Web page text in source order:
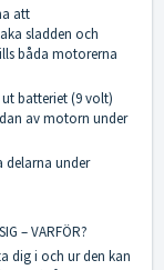
att
sladden och
båda motorerna
batteriet (9 volt)
av motorn under
delarna under
– VARFÖR?
dig i och ur den kan